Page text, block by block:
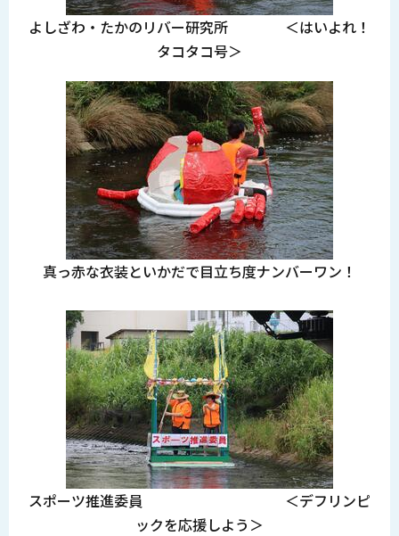
よしざわ・たかのリバー研究所 ＜はいよれ！
タコタコ号＞
真っ赤な衣装といかだで目立ち度ナンバーワン！
スポーツ推進委員 ＜デフリンピ
ックを応援しよう＞